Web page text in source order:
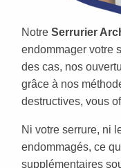
Notre Serrurier
endommager votre
des cas, nos
grâce à nos
destructives, vous
Ni votre serrure, ni
endommagés, ce
supplémentaires